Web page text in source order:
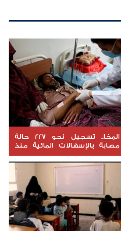
المخا.. تسجيل نحو 227 حالة
مصابة بالإسهالات المائية منذ
بداية أبريل